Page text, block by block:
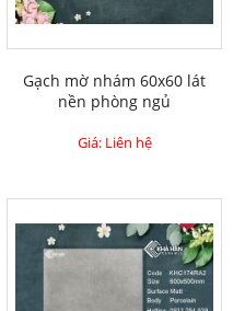
Gạch mờ nhám 60x60 lát
nền phòng ngủ
Giá: Liên hệ